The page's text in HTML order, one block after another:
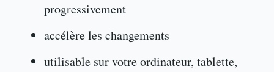
progressivement
accélère les changements
utilisable sur votre ordinateur, tablette,